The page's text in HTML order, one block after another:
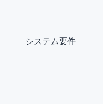
システム要件